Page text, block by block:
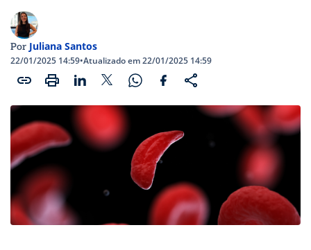
Por Juliana Santos
22/01/2025 14:59•Atualizado em 22/01/2025 14:59